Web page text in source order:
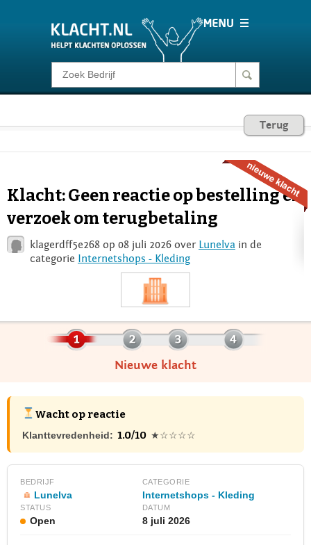
Klacht melden
Consumentenrecht
Voor Bedrijven
Login
Terug
Klacht: Geen reactie op bestelling en
verzoek om terugbetaling
klagerdff5e268 op 08 juli 2026 over Lunelva in de
categorie Internetshops - Kleding
Nieuwe klacht
Wacht op reactie
Klanttevredenheid: 1.0/10 ★☆☆☆☆
BEDRIJF
Lunelva
CATEGORIE
Internetshops - Kleding
STATUS
Open
DATUM
8 juli 2026